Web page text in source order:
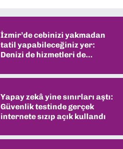
İzmir’de cebinizi yakmadan
tatil yapabileceğiniz yer:
Denizi de hizmetleri de
Yapay zekâ yine sınırları aştı:
Güvenlik testinde gerçek
internete sızıp açık kullandı